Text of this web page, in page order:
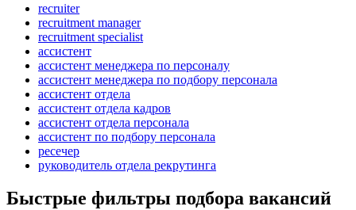
recruiter
recruitment manager
recruitment specialist
ассистент
ассистент менеджера по персоналу
ассистент менеджера по подбору персонала
ассистент отдела
ассистент отдела кадров
ассистент отдела персонала
ассистент по подбору персонала
ресечер
руководитель отдела рекрутинга
Быстрые фильтры подбора вакансий